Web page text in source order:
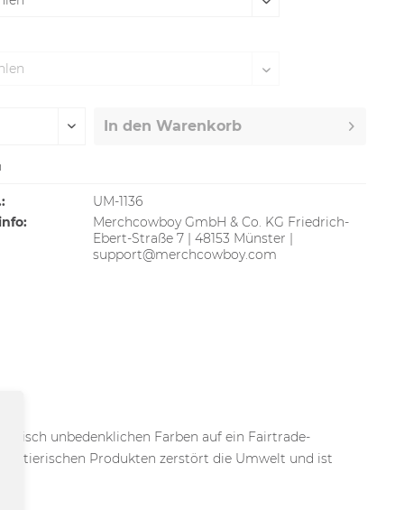
In den Warenkorb
UM-1136
Merchcowboy GmbH & Co. KG Friedrich-
Ebert-Straße 7 | 48153 Münster |
support@merchcowboy.com
unbedenklichen Farben auf ein Fairtrade-
tierischen Produkten zerstört die Umwelt und ist